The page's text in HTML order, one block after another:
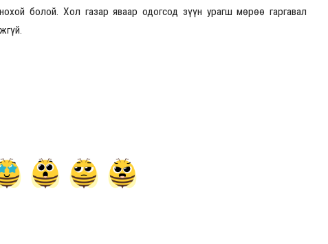
болой. Хол газар яваар одогсод зүүн урагш мөрөө гаргавал